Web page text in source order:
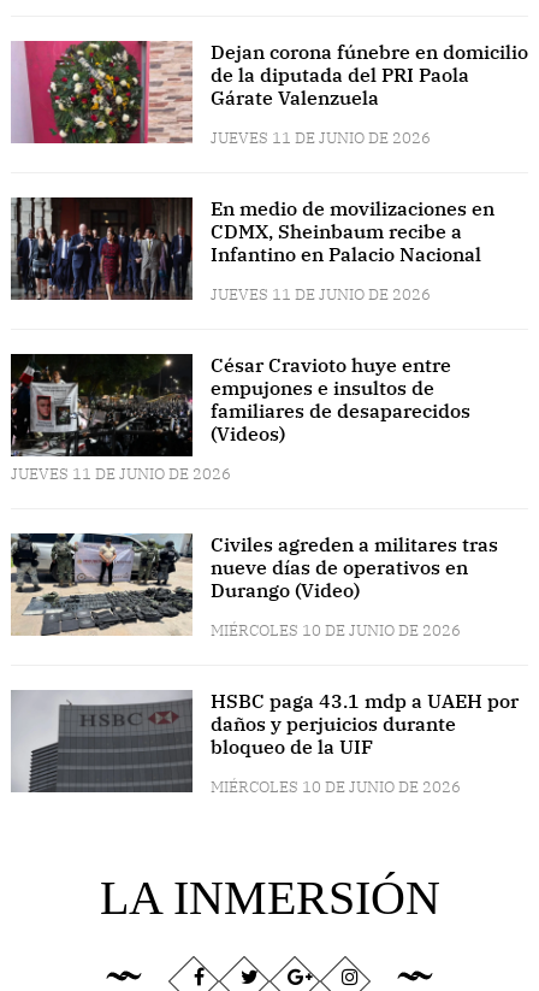
Dejan corona fúnebre en domicilio
de la diputada del PRI Paola
Gárate Valenzuela
JUEVES 11 DE JUNIO DE 2026
En medio de movilizaciones en
CDMX, Sheinbaum recibe a
Infantino en Palacio Nacional
JUEVES 11 DE JUNIO DE 2026
César Cravioto huye entre
empujones e insultos de
familiares de desaparecidos
(Videos)
JUEVES 11 DE JUNIO DE 2026
Civiles agreden a militares tras
nueve días de operativos en
Durango (Video)
MIÉRCOLES 10 DE JUNIO DE 2026
HSBC paga 43.1 mdp a UAEH por
daños y perjuicios durante
bloqueo de la UIF
MIÉRCOLES 10 DE JUNIO DE 2026
LA INMERSIÓN